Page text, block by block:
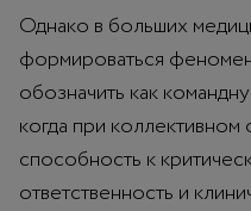
Однако в больших
формироваться
обозначить как
когда при
способность к
ответственность и